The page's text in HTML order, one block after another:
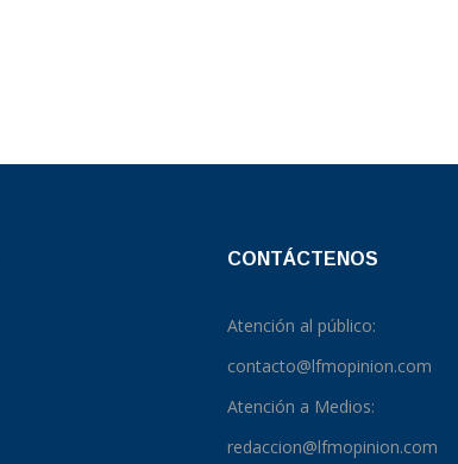
CONTÁCTENOS
Atención al público:
contacto@lfmopinion.com
Atención a Medios:
redaccion@lfmopinion.com